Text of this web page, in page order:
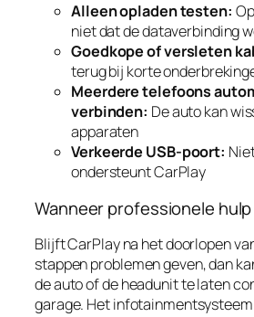
Alleen opladen testen:
niet dat de dataverbinding
Goedkope of versleten
terug bij korte
Meerdere telefoons
verbinden: De auto kan
apparaten
Verkeerde USB-poort:
ondersteunt CarPlay
Wanneer professionele
Blijft CarPlay na het doorlopen
stappen problemen geven, dan
de auto of de headunit te laten
garage. Het